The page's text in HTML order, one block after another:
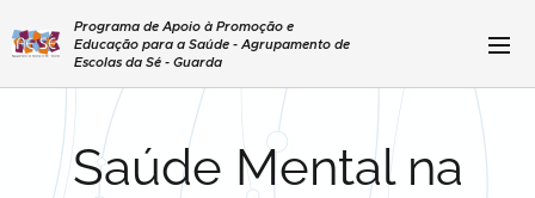
Programa de Apoio à Promoção e
Educação para a Saúde - Agrupamento de
Escolas da Sé - Guarda
Saúde Mental na